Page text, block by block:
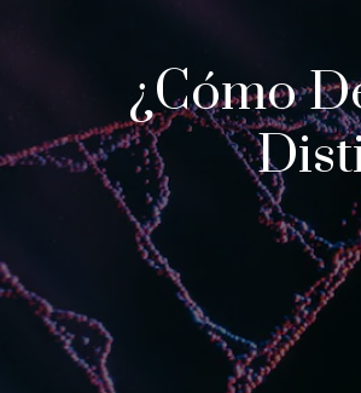
¿Cómo